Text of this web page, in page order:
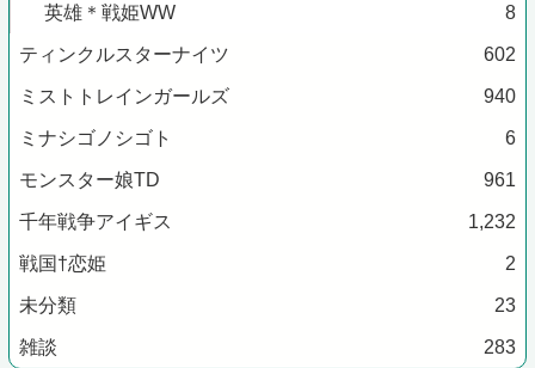
英雄＊戦姫WW 8
ティンクルスターナイツ 602
ミストトレインガールズ 940
ミナシゴノシゴト 6
モンスター娘TD 961
千年戦争アイギス 1,232
戦国†恋姫 2
未分類 23
雑談 283